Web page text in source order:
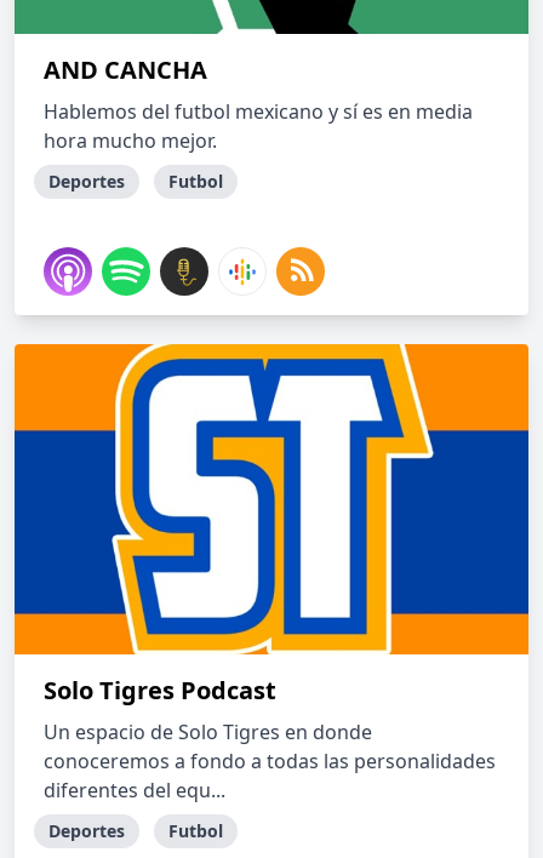
AND CANCHA
Hablemos del futbol mexicano y sí es en media
hora mucho mejor.
Deportes Futbol
Solo Tigres Podcast
Un espacio de Solo Tigres en donde
conoceremos a fondo a todas las personalidades
diferentes del equ...
Deportes Futbol